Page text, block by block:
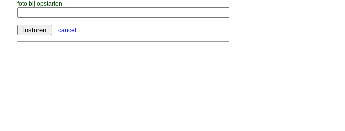
foto bij opstarten
cancel